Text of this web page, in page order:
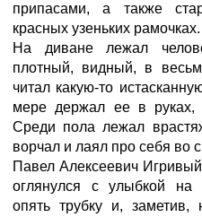
припасами, а также
красных узеньких рамочках.
На диване лежал
плотный, видный, в
читал какую-то
мере держал ее в руках,
Среди пола лежал
ворчал и лаял про себя во
Павел Алексеевич
оглянулся с улыбкой на
опять трубку и, заметив,